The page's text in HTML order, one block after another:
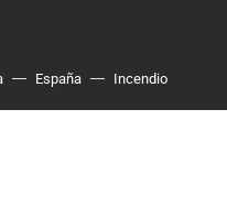
España Incendio